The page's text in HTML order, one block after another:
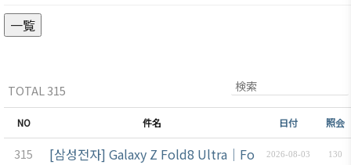
一覧
TOTAL 315
NO 件名 日付 照会
315 [삼성전자] Galaxy Z Fold8 Ultra│Fold8│Flip8 발매
2026-08-03 130